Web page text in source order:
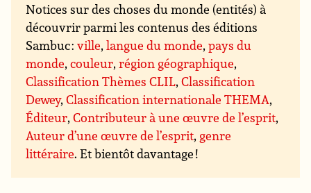
Notices sur des choses du monde (entités) à
découvrir parmi les contenus des éditions
Sambuc :ville,langue du monde,pays du
monde,couleur,région géographique,
Classification Thèmes CLIL,Classification
Dewey,Classification internationale THEMA,
Éditeur,Contributeur à une œuvre de l’esprit,
Auteur d’une œuvre de l’esprit, genre
littéraire. Et bientôt davantage !